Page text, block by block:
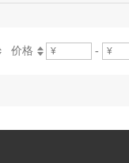
价格 -